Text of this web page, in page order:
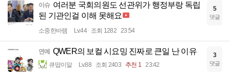
이슈 여러분 국회의원도 선관위가 행정부랑 독립
된 기관인걸 이해 못해요
소중한바램 Lv.44 조회 1282 23:54
5
댓글
연예 QWER의 보컬 시요밍 진짜로 큰일 난 이유
큐땁이알 Lv.88 조회 2403 추천 1 23:42
3
댓글